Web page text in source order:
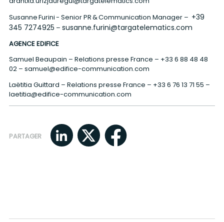
Susanne Furini - Senior PR & Communication Manager – +39
345 7274925 – susanne.furini@targatelematics.com
AGENCE EDIFICE
Samuel Beaupain – Relations presse France – +33 6 88 48 48
02– samuel@edifice-communication.com
Laëtitia Guittard – Relations presse France – +33 6 76 13 71 55 –
laetitia@edifice-communication.com
PARTAGER